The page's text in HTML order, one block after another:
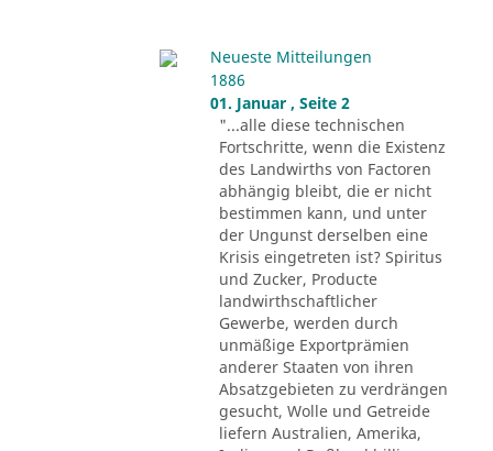
Neueste Mitteilungen
1886
01. Januar , Seite 2
"...alle diese technischen
Fortschritte, wenn die Existenz
des Landwirths von Factoren
abhängig bleibt, die er nicht
bestimmen kann, und unter
der Ungunst derselben eine
Krisis eingetreten ist? Spiritus
und Zucker, Producte
landwirthschaftlicher
Gewerbe, werden durch
unmäßige Exportprämien
anderer Staaten von ihren
Absatzgebieten zu verdrängen
gesucht, Wolle und Getreide
liefern Australien, Amerika,